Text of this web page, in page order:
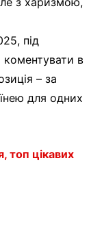
під
в
– за
для одних
топ цікавих